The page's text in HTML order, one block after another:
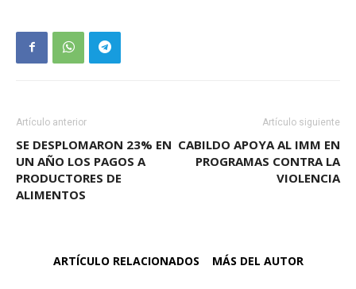
Artículo anterior
SE DESPLOMARON 23% EN
UN AÑO LOS PAGOS A
PRODUCTORES DE
ALIMENTOS
Artículo siguiente
CABILDO APOYA AL IMM EN
PROGRAMAS CONTRA LA
VIOLENCIA
ARTÍCULO RELACIONADOS MÁS DEL AUTOR